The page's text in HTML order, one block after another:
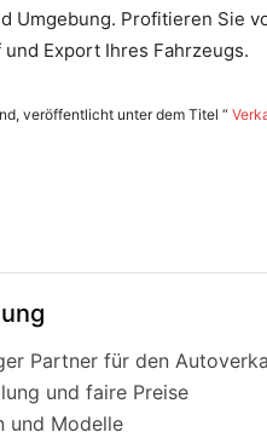
Umgebung. Profitieren Sie
Export Ihres Fahrzeugs.
veröffentlicht unter dem Titel “
Partner für den
und faire Preise
und Modelle